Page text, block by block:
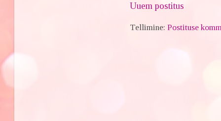
Uuem postitus
Tellimine:Postituse